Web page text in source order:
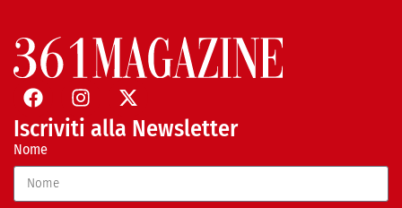
Iscriviti alla Newsletter
Nome